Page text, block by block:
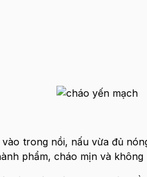
trong nồi, nấu vừa đủ
phẩm, cháo mịn và không